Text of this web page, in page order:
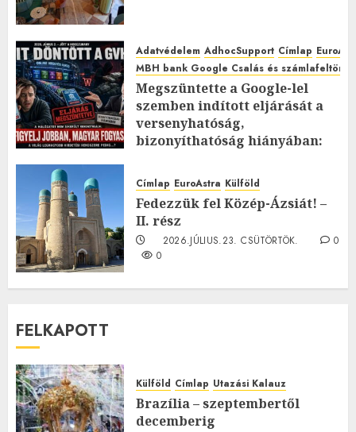
Adatvédelem AdhocSupport Címlap
MBH bank Google Csalás és
Megszüntette a Google-lel
szemben indított eljárását a
versenyhatóság,
bizonyíthatóság hiányában:
2026.JÚLIUS.23. CSÜTÖRTÖK.
0
Címlap EuroAstra Külföld
Fedezzük fel Közép-Ázsiát! –
II. rész
2026.JÚLIUS.23. CSÜTÖRTÖK.
0
0
FELKAPOTT
Külföld Címlap Utazási Kalauz
Brazília – szeptembertől
decemberig